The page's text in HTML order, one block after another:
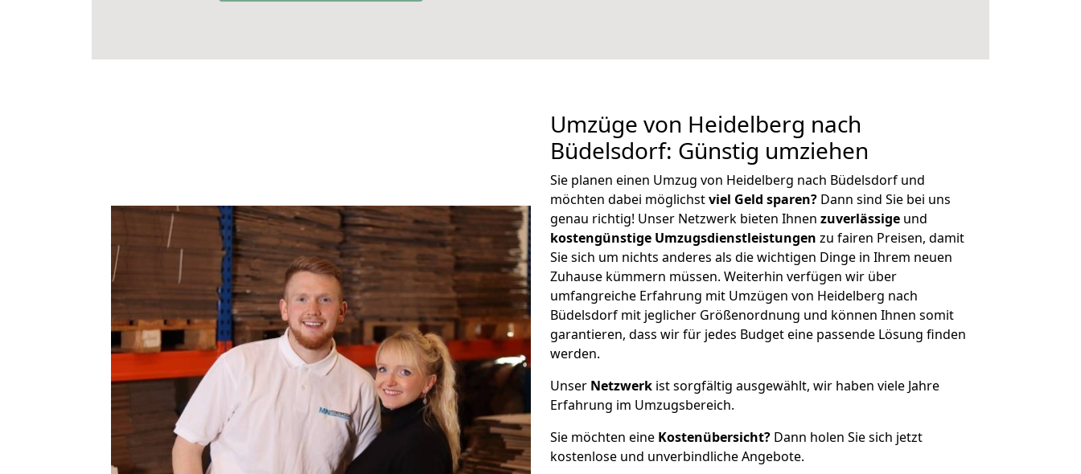
Umzüge von Heidelberg nach
Büdelsdorf: Günstig umziehen
Sie planen einen Umzug von Heidelberg nach Büdelsdorf und
möchten dabei möglichstviel Geld sparen? Dann sind Sie bei uns
genau richtig! Unser Netzwerk bieten Ihnen zuverlässige und
kostengünstige Umzugsdienstleistungen zu fairen Preisen, damit
Sie sich um nichts anderes als die wichtigen Dinge in Ihrem neuen
Zuhause kümmern müssen. Weiterhin verfügen wir über
umfangreiche Erfahrung mit Umzügen von Heidelberg nach
Büdelsdorf mit jeglicher Größenordnung und können Ihnen somit
garantieren, dass wir für jedes Budget eine passende Lösung finden
werden.
Unser Netzwerk ist sorgfältig ausgewählt, wir haben viele Jahre
Erfahrung im Umzugsbereich.
Sie möchten eine Kostenübersicht? Dann holen Sie sich jetzt
kostenlose und unverbindliche Angebote.